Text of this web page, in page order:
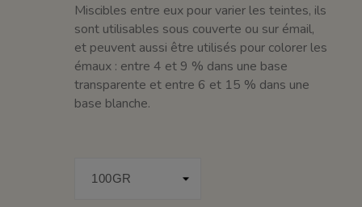
Miscibles entre eux pour varier les teintes, ils
sont utilisables sous couverte ou sur émail,
et peuvent aussi être utilisés pour colorer les
émaux : entre 4 et 9 % dans une base
transparente et entre 6 et 15 % dans une
base blanche.